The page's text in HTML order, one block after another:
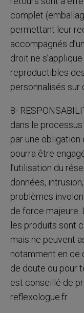
complet
permettant leur
accompagnés
droit ne
reproductibles
personnalisés sur
8-
dans le processus
par une obligation
pourra être
l’utilisation du
données,
problèmes
de force majeure.
les produits sont
mais ne peuvent
notamment en ce
de doute ou pour
est conseillé de
reflexologue.fr.